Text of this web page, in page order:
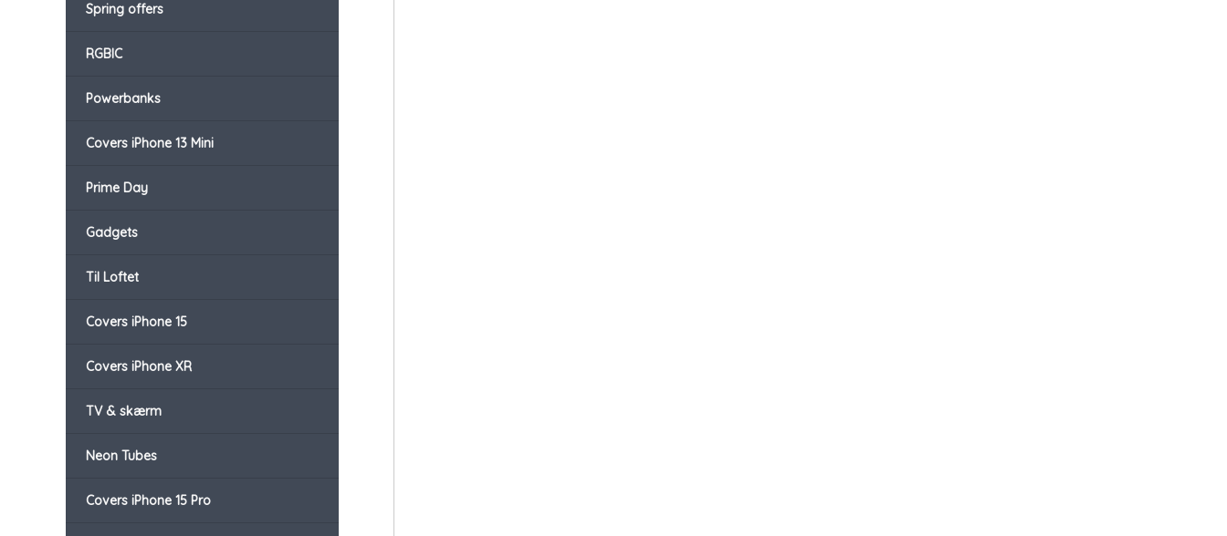
Spring offers
RGBIC
Powerbanks
Covers iPhone 13 Mini
Prime Day
Gadgets
Til Loftet
Covers iPhone 15
Covers iPhone XR
TV & skærm
Neon Tubes
Covers iPhone 15 Pro